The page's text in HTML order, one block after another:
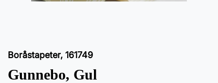
Boråstapeter, 161749
Gunnebo, Gul